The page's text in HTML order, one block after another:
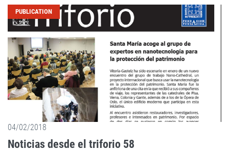
PUBLICATION
04/02/2018
Noticias desde el triforio 58